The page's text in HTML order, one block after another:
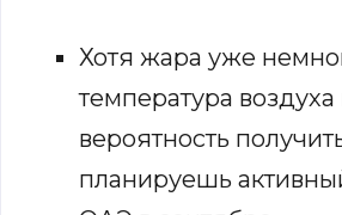
Хотя жара уже
температура
вероятность
планируешь